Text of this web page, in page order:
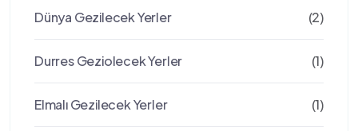
Dünya Gezilecek Yerler (2)
Durres Geziolecek Yerler (1)
Elmalı Gezilecek Yerler (1)